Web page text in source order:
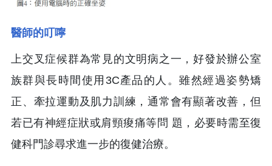
醫師的叮嚀
上交叉症候群為常見的文明病之一，好發於辦公室
族群與長時間使用3C產品的人。雖然經過姿勢矯
正、牽拉運動及肌力訓練，通常會有顯著改善，但
若已有神經症狀或肩頸痠痛等問 題，必要時需至復
健科門診尋求進一步的復健治療。